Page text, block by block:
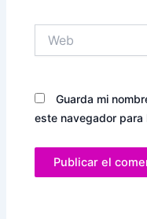
Guarda mi
este navegador para